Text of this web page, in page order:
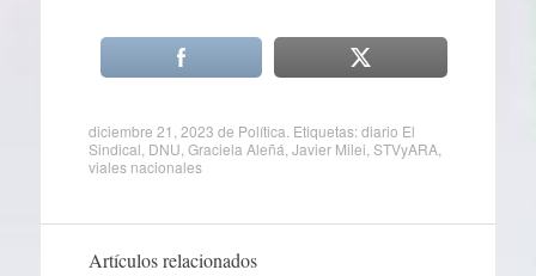
diciembre 21, 2023 de Política . Etiquetas:diario El
Sindical DNU Graciela Aleñá Javier Milei STVyARA,
viales nacionales
Artículos relacionados